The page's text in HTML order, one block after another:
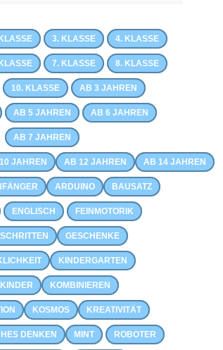
3. KLASSE 4. KLASSE
7. KLASSE 8. KLASSE
10. KLASSE AB 3 JAHREN
AB 5 JAHREN AB 6 JAHREN
AB 7 JAHREN
JAHREN AB 12 JAHREN AB 14 JAHREN
ARDUINO BAUSATZ
ENGLISCH FEINMOTORIK
GESCHENKE
KINDERGARTEN
KOMBINIEREN
KOSMOS KREATIVITÄT
DENKEN MINT ROBOTER